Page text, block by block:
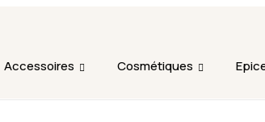
Accessoires Cosmétiques
au panier est indisponible et